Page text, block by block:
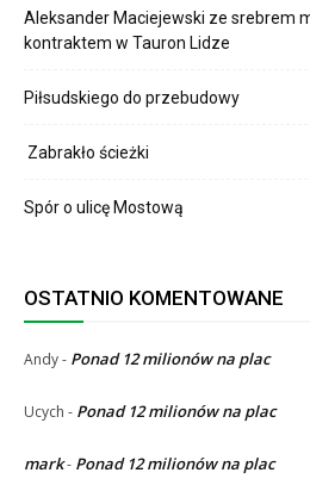
Aleksander Maciejewski ze srebrem
kontraktem w Tauron Lidze
Piłsudskiego do przebudowy
Zabrakło ścieżki
Spór o ulicę Mostową
OSTATNIO KOMENTOWANE
Andy- Ponad 12 milionów na plac
Ucych - Ponad 12 milionów na plac
mark- Ponad 12 milionów na plac